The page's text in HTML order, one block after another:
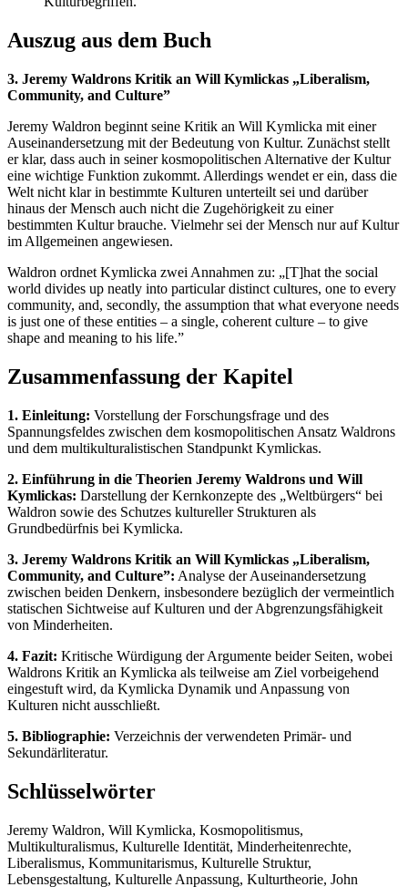
Auszug aus dem Buch
3. Jeremy Waldrons Kritik an Will Kymlickas „Liberalism,
Community, and Culture”
Jeremy Waldron beginnt seine Kritik an Will Kymlicka mit einer
Auseinandersetzung mit der Bedeutung von Kultur. Zunächst stellt
er klar, dass auch in seiner kosmopolitischen Alternative der Kultur
eine wichtige Funktion zukommt. Allerdings wendet er ein, dass die
Welt nicht klar in bestimmte Kulturen unterteilt sei und darüber
hinaus der Mensch auch nicht die Zugehörigkeit zu einer
bestimmten Kultur brauche. Vielmehr sei der Mensch nur auf Kultur
im Allgemeinen angewiesen.
Waldron ordnet Kymlicka zwei Annahmen zu: „[T]hat the social
world divides up neatly into particular distinct cultures, one to every
community, and, secondly, the assumption that what everyone needs
is just one of these entities – a single, coherent culture – to give
shape and meaning to his life.”
Zusammenfassung der Kapitel
1. Einleitung: Vorstellung der Forschungsfrage und des
Spannungsfeldes zwischen dem kosmopolitischen Ansatz Waldrons
und dem multikulturalistischen Standpunkt Kymlickas.
2. Einführung in die Theorien Jeremy Waldrons und Will
Kymlickas: Darstellung der Kernkonzepte des „Weltbürgers“ bei
Waldron sowie des Schutzes kultureller Strukturen als
Grundbedürfnis bei Kymlicka.
3. Jeremy Waldrons Kritik an Will Kymlickas „Liberalism,
Community, and Culture”: Analyse der Auseinandersetzung
zwischen beiden Denkern, insbesondere bezüglich der vermeintlich
statischen Sichtweise auf Kulturen und der Abgrenzungsfähigkeit
von Minderheiten.
4. Fazit: Kritische Würdigung der Argumente beider Seiten, wobei
Waldrons Kritik an Kymlicka als teilweise am Ziel vorbeigehend
eingestuft wird, da Kymlicka Dynamik und Anpassung von
Kulturen nicht ausschließt.
5. Bibliographie: Verzeichnis der verwendeten Primär- und
Sekundärliteratur.
Schlüsselwörter
Jeremy Waldron, Will Kymlicka, Kosmopolitismus,
Multikulturalismus, Kulturelle Identität, Minderheitenrechte,
Liberalismus, Kommunitarismus, Kulturelle Struktur,
Lebensgestaltung, Kulturelle Anpassung, Kulturtheorie, John